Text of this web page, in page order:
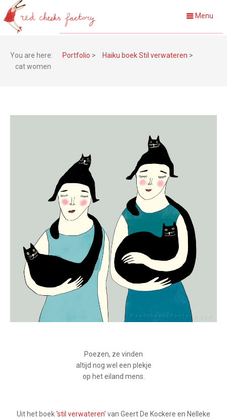
Menu
You are here: Portfolio > Haiku boek Stil verwateren >
cat women
Poezen, ze vinden
altijd nog wel een plekje
op het eiland mens.
Uit het boek'stil verwateren' van Geert De Kockere en Nelleke